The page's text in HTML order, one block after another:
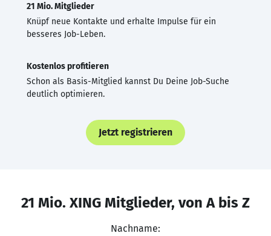
21 Mio. Mitglieder
Knüpf neue Kontakte und erhalte Impulse für ein
besseres Job-Leben.
Kostenlos profitieren
Schon als Basis-Mitglied kannst Du Deine Job-Suche
deutlich optimieren.
Jetzt registrieren
21 Mio. XING Mitglieder, von A bis Z
Nachname: